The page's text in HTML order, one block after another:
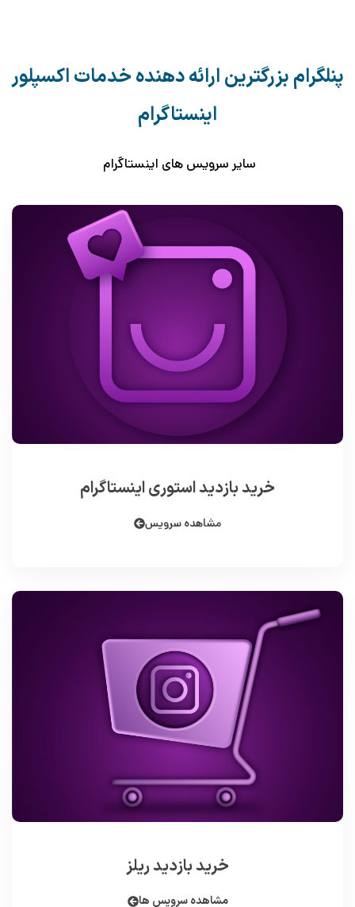
پنلگرام بزرگترین ارائه دهنده خدمات اکسپلور
اینستاگرام
سایر سرویس های اینستاگرام
خرید بازدید استوری اینستاگرام
مشاهده سرویس
خرید بازدید ریلز
مشاهده سرویس ها